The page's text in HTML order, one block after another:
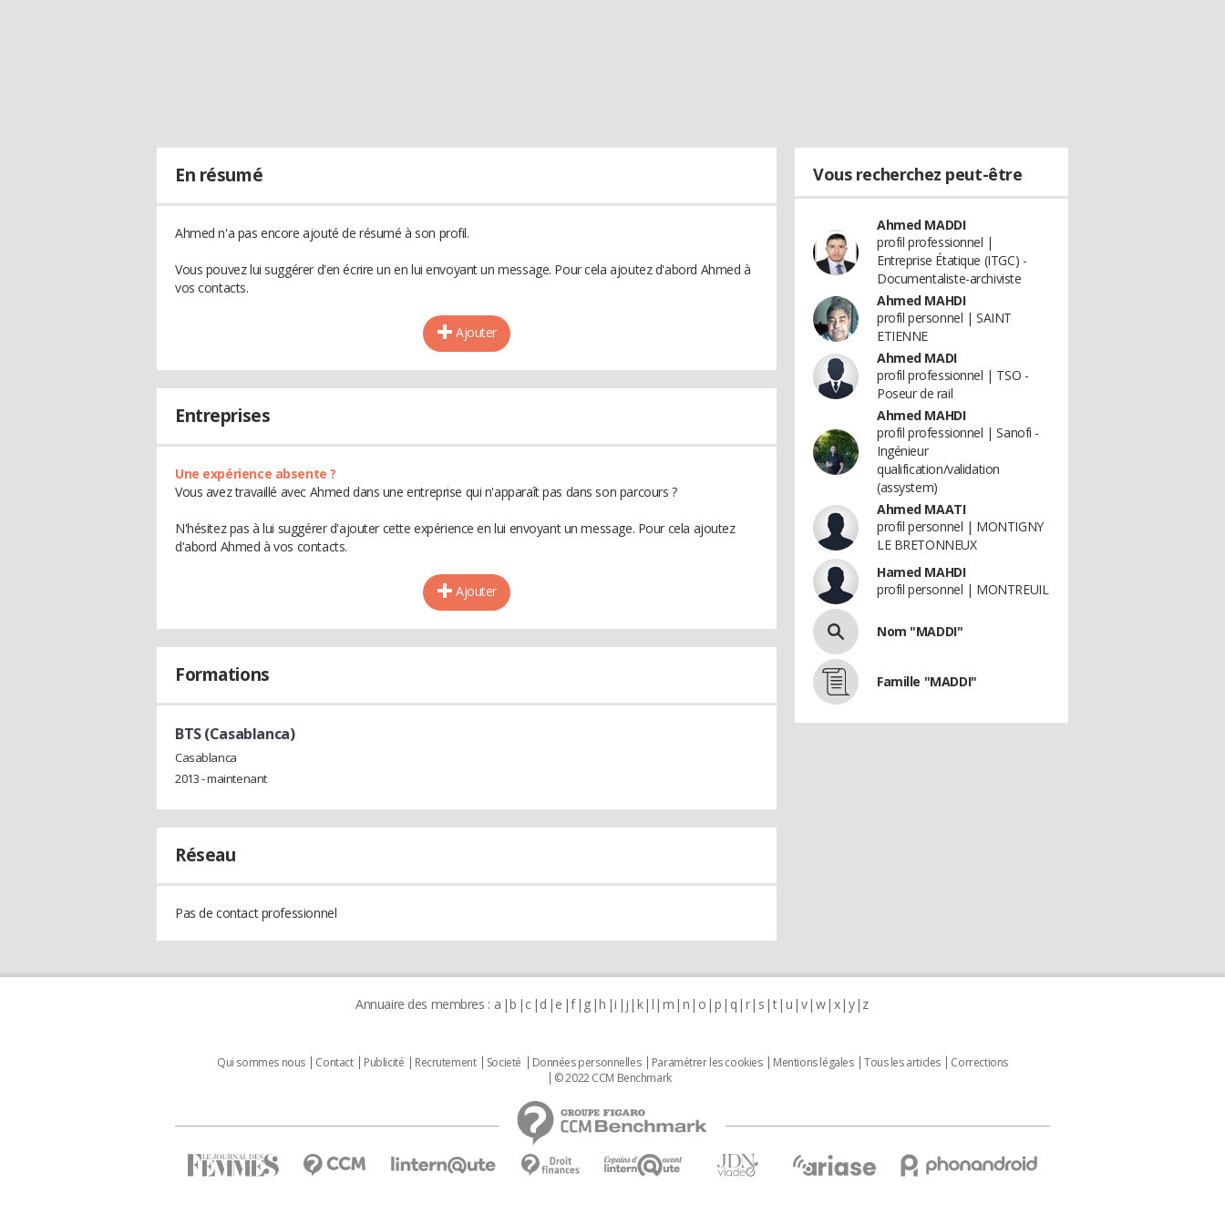
En résumé
Ahmed n'a pas encore ajouté de résumé à son profil.
Vous pouvez lui suggérer d'en écrire un en lui envoyant un message. Pour cela ajoutez d'abord Ahmed à
vos contacts.
Ajouter
Entreprises
Une expérience absente ?
Vous avez travaillé avec Ahmed dans une entreprise qui n'apparaît pas dans son parcours ?
N'hésitez pas à lui suggérer d'ajouter cette expérience en lui envoyant un message. Pour cela ajoutez
d'abord Ahmed à vos contacts.
Ajouter
Formations
BTS (Casablanca)
Casablanca
2013 - maintenant
Réseau
Pas de contact professionnel
Vous recherchez peut-être
Ahmed MADDI
profil professionnel |
Entreprise Étatique (ITGC) -
Documentaliste-archiviste
Ahmed MAHDI
profil personnel | SAINT
ETIENNE
Ahmed MADI
profil professionnel | TSO -
Poseur de rail
Ahmed MAHDI
profil professionnel | Sanofi -
Ingénieur
qualification/validation
(assystem)
Ahmed MAATI
profil personnel | MONTIGNY
LE BRETONNEUX
Hamed MAHDI
profil personnel | MONTREUIL
Nom "MADDI"
Famille "MADDI"
Annuaire des membres : a b c d e f g h i j k l m n o p q r s t u v w x y z
Qui sommes nous Contact Publicité Recrutement Societé Données personnelles Paramétrer les cookies Mentions légales Tous les articles
Corrections
© 2022 CCM Benchmark